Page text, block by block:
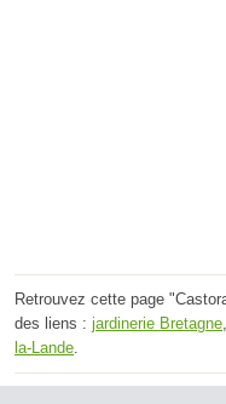
Retrouvez cette page
des liens : jardinerie Bretagne
la-Lande